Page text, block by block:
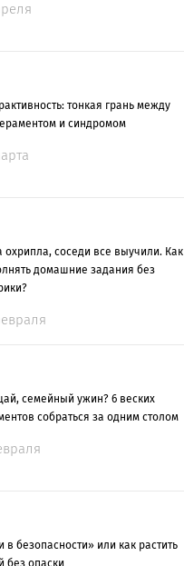
тонкая грань между
и синдромом
охрипла, соседи все выучили. Как
домашние задания без
семейный ужин? 6 веских
собраться за одним столом
в безопасности» или как растить
без опаски